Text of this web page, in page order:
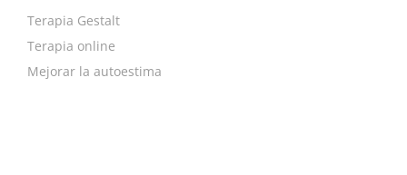
Terapia Gestalt
Terapia online
Mejorar la autoestima